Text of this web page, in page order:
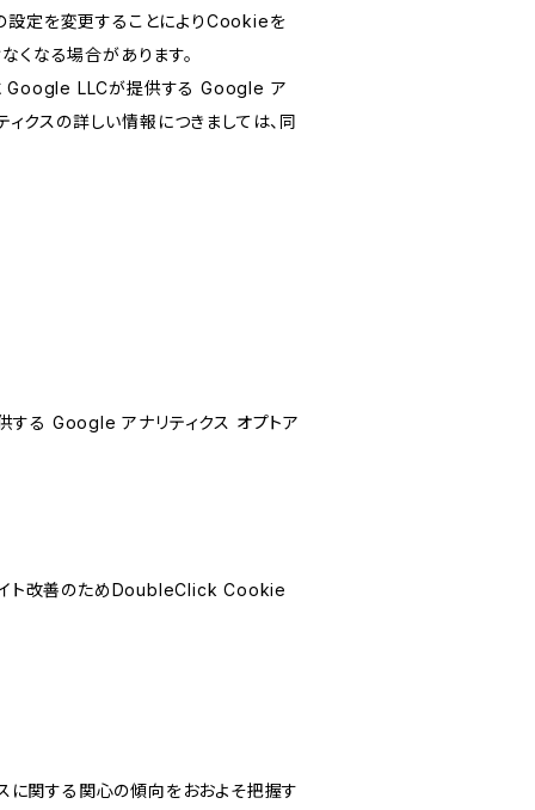
設定を変更することによりCookieを
くなる場合があります。
に Google LLCが提供する Google ア
クスの詳しい情報につきましては、同
する Google アナリティクス オプトア
イト改善のためDoubleClick Cookie
に関する関心の傾向をおおよそ把握す